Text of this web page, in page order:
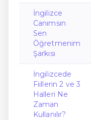
İngilizce
Canımsın
Sen
Öğretmenim
Şarkısı
İngilizcede
Fiillerin 2 ve 3
Halleri Ne
Zaman
Kullanılır?